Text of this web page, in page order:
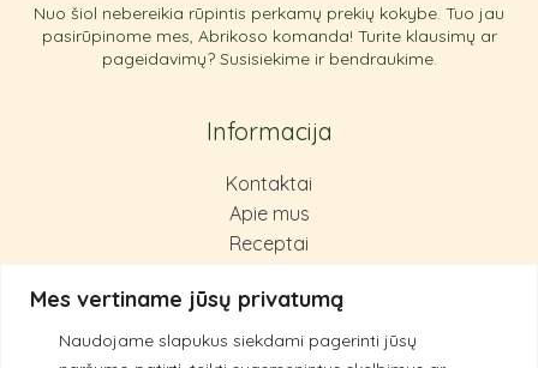
Mes vertiname jūsų privatumą
Naudojame slapukus siekdami pagerinti jūsų
Nuo šiol nebereikia rūpintis perkamų prekių kokybe. Tuo jau
pasirūpinome mes, Abrikoso komanda! Turite klausimų ar
pageidavimų? Susisiekime ir bendraukime.
Informacija
Kontaktai
Apie mus
Receptai
Privatumo politika
Kokybės principai